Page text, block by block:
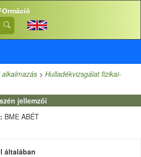
> Hulladékvizsgálat fizikai-
jellemzői
BME ABÉT
általában